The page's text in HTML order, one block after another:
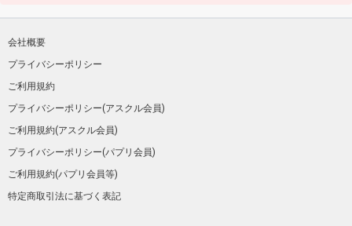
会社概要
プライバシーポリシー
ご利用規約
プライバシーポリシー(アスクル会員)
ご利用規約(アスクル会員)
プライバシーポリシー(パプリ会員)
ご利用規約(パプリ会員等)
特定商取引法に基づく表記